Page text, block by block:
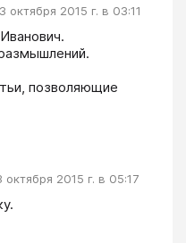
октября 2015 г. в 03:11
позволяющие
октября 2015 г. в 05:17